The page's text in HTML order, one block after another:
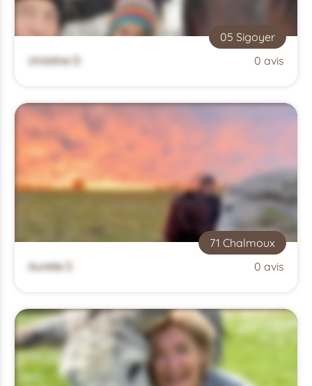
05 Sigoyer
christine D
0 avis
71 Chalmoux
Aurelie S
0 avis